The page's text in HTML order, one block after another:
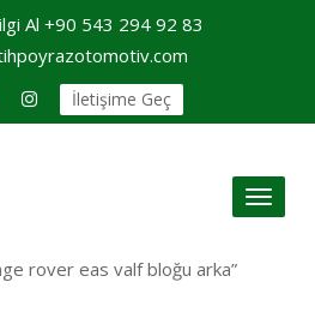
Al +90 543 294 92 83
İletişime Geç
Toggle
rover eas valf bloğu arka”